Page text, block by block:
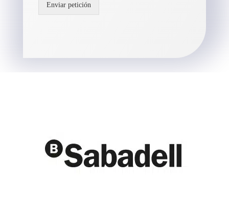
Enviar petición